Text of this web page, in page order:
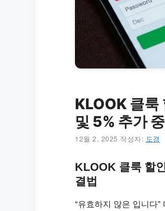
KLOOK 클룩
및 5% 추가
12월 2, 2025 작성자: 도경
KLOOK 클룩 할
결법
“유효하지 않은 입니다